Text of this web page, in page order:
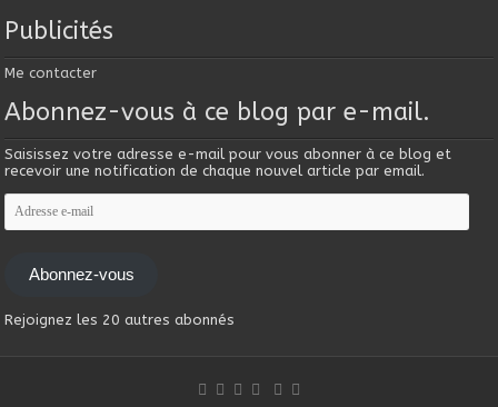
Publicités
Me contacter
Abonnez-vous à ce blog par e-mail.
Saisissez votre adresse e-mail pour vous abonner à ce blog et
recevoir une notification de chaque nouvel article par email.
Adresse
e-
mail
Abonnez-vous
Rejoignez les 20 autres abonnés